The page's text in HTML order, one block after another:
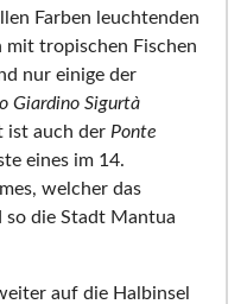
Farben leuchtenden
mit tropischen Fischen
nur einige der
Giardino Sigurtà
ist auch der Ponte
eines im 14.
welcher das
so die Stadt Mantua
auf die Halbinsel